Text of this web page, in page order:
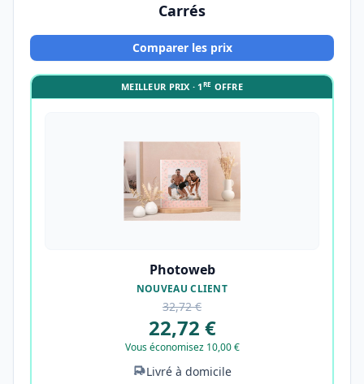
Carrés
Comparer les prix
MEILLEUR PRIX · 1RE OFFRE
Photoweb
NOUVEAU CLIENT
32,72 €
22,72 €
Vous économisez 10,00 €
Livré à domicile